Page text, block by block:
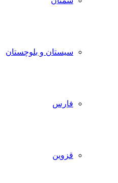
سیستان و بلوچستان
فارس
قزوین